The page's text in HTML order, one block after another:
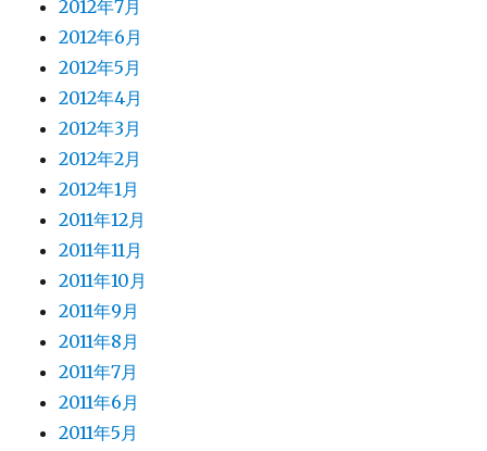
2012年7月
2012年6月
2012年5月
2012年4月
2012年3月
2012年2月
2012年1月
2011年12月
2011年11月
2011年10月
2011年9月
2011年8月
2011年7月
2011年6月
2011年5月